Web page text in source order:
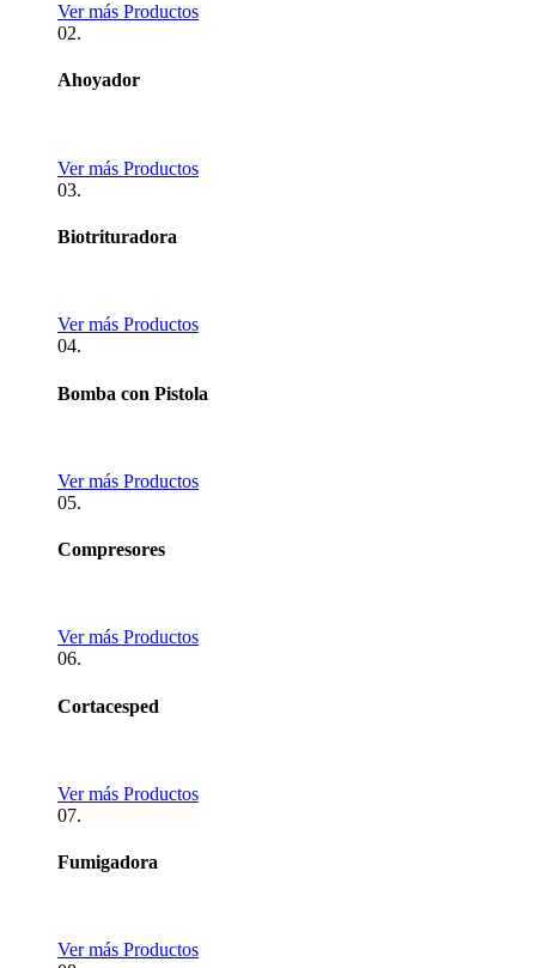
Ver más Productos
02.
Ahoyador
Ver más Productos
03.
Biotrituradora
Ver más Productos
04.
Bomba con Pistola
Ver más Productos
05.
Compresores
Ver más Productos
06.
Cortacesped
Ver más Productos
07.
Fumigadora
Ver más Productos